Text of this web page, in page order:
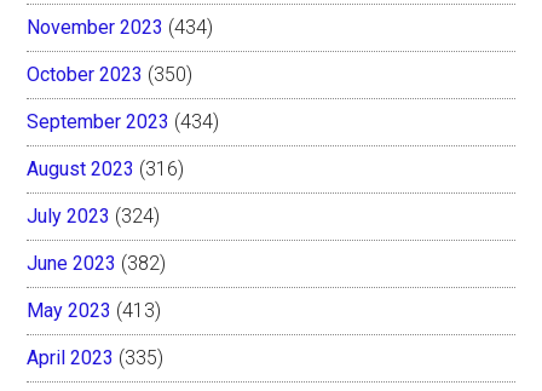
November 2023 (434)
October 2023 (350)
September 2023 (434)
August 2023 (316)
July 2023 (324)
June 2023 (382)
May 2023 (413)
April 2023 (335)